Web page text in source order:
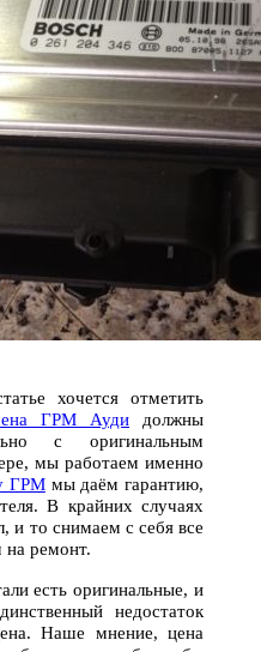
хочется отметить
ГРМ Ауди должны
с оригинальным
мы работаем именно
ГРМмы даём гарантию,
В крайних случаях
и то снимаем с себя все
на ремонт.
есть оригинальные, и
недостаток
Наше мнение, цена